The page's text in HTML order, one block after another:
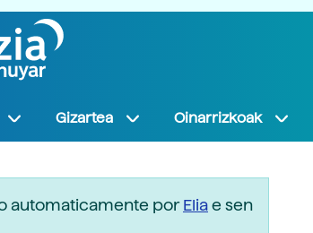
Gizartea Oinarrizkoak
automaticamente porEliae sen